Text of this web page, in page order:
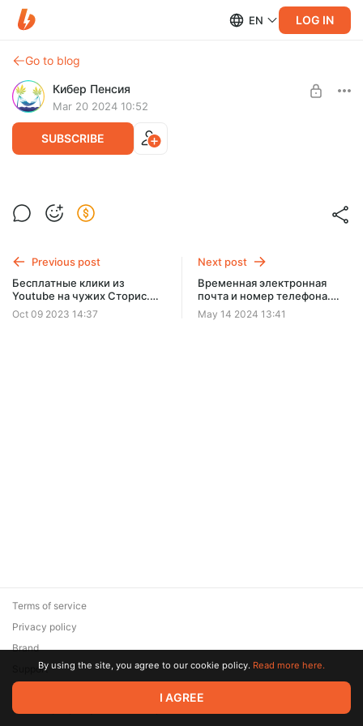
EN LOG IN
Go to blog
Кибер Пенсия
Mar 20 2024 10:52
SUBSCRIBE
Как превратить YouTube в постоянный
источник посетителей и начать на этом
UNLOCK FOR FREE
3 days free, then $12.9 per month
Previous post
Бесплатные клики из
Youtube на чужих Сторис.
Под любую тематику
Oct 09 2023 14:37
Next post
Временная электронная
почта и номер телефона.
Где взять, как исполь
May 14 2024 13:41
© 2026 Zaya Solutions Limited. All rights reserved. All trademarks
are the property of their respective owners.
Terms of service
Privacy policy
Brand
SupportBy using the site, you agree to our cookie policy. Read more here.
I AGREE